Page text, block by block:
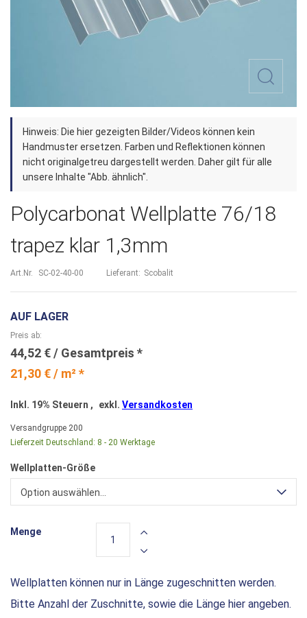
Zum
Anfang
der
Bildergalerie
Hinweis: Die hier gezeigten Bilder/Videos können kein
Handmuster ersetzen. Farben und Reflektionen können
nicht originalgetreu dargestellt werden. Daher gilt für alle
unsere Inhalte "Abb. ähnlich".
Polycarbonat Wellplatte 76/18
trapez klar 1,3mm
Art.Nr. SC-02-40-00 Lieferant: Scobalit
AUF LAGER
21,30 € / m² *
Preis ab
44,52 €
Inkl. 19% Steuern , exkl. Versandkosten
Versandgruppe 200
Lieferzeit Deutschland: 8 - 20 Werktage
Wellplatten-Größe
Option auswählen...
Wellplatten können nur in Länge zugeschnitten werden.
Bitte Anzahl der Zuschnitte, sowie die Länge hier angeben.
Menge